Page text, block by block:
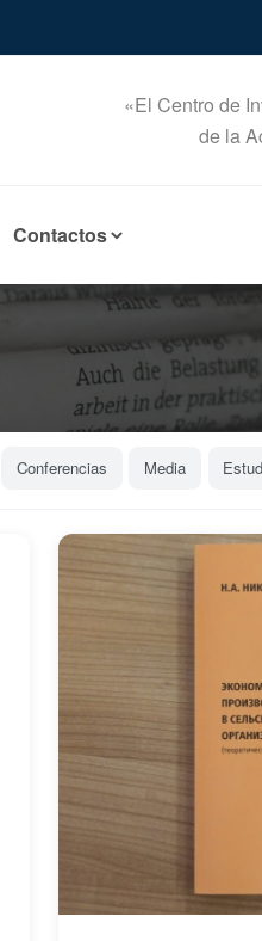
«El Centro de
de la
Contactos
Conferencias Media